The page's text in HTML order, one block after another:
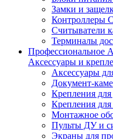
Замки и
Контроллеры
Считыватели
Терминалы
Профессиональное
Аксессуары и
Аксессуары
Документ-
Крепления
Крепления для
Монтажное
Пульты ДУ и
Экраны для